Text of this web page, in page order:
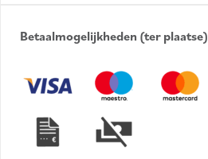
Betaalmogelijkheden (ter plaatse)